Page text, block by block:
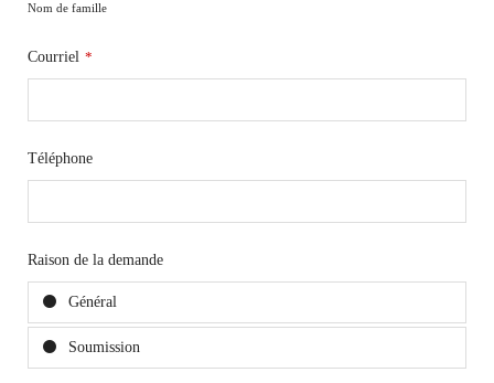
Nom de famille
Courriel *
Téléphone
Raison de la demande
Général
Soumission